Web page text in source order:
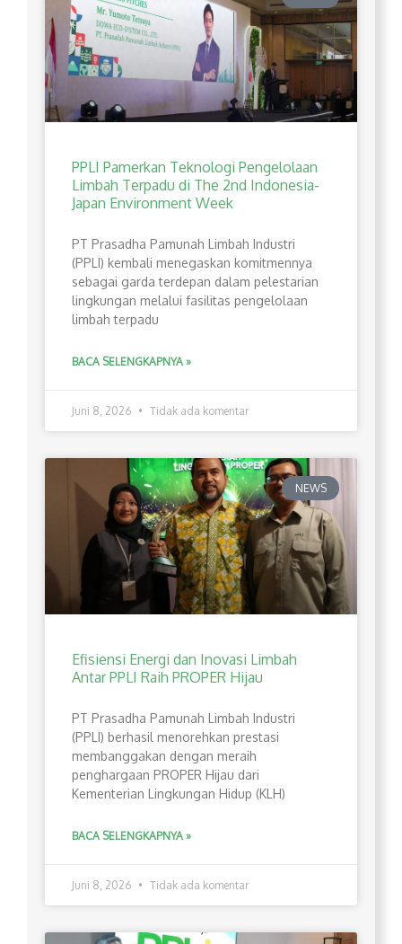
PPLI Pamerkan Teknologi Pengelolaan
Limbah Terpadu di The 2nd Indonesia-
Japan Environment Week
PT Prasadha Pamunah Limbah Industri
(PPLI) kembali menegaskan komitmennya
sebagai garda terdepan dalam pelestarian
lingkungan melalui fasilitas pengelolaan
limbah terpadu
BACA SELENGKAPNYA »
Juni 8, 2026 Tidak ada komentar
NEWS
Efisiensi Energi dan Inovasi Limbah
Antar PPLI Raih PROPER Hijau
PT Prasadha Pamunah Limbah Industri
(PPLI) berhasil menorehkan prestasi
membanggakan dengan meraih
penghargaan PROPER Hijau dari
Kementerian Lingkungan Hidup (KLH)
BACA SELENGKAPNYA »
Juni 8, 2026 Tidak ada komentar